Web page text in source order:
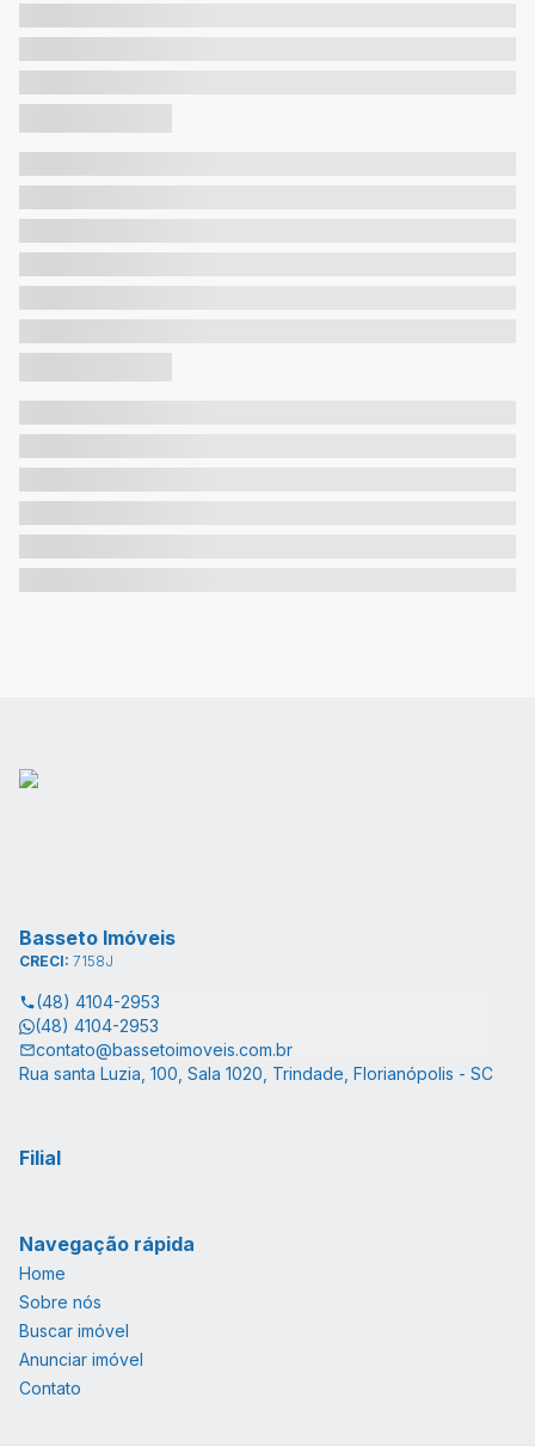
Basseto Imóveis
CRECI: 7158J
(48) 4104-2953
(48) 4104-2953
contato@bassetoimoveis.com.br
Rua santa Luzia, 100, Sala 1020, Trindade, Florianópolis - SC
Filial
Navegação rápida
Home
Sobre nós
Buscar imóvel
Anunciar imóvel
Contato